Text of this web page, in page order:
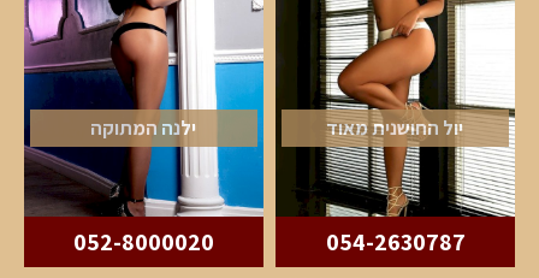
יול החושנית מאוד
054-2630787
ילנה המתוקה
052-8000020